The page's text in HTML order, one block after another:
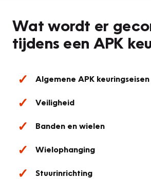
Wat wordt er
tijdens een APK
Algemene APK keuringseisen
Veiligheid
Banden en wielen
Wielophanging
Stuurinrichting